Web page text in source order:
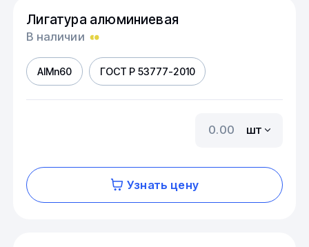
Лигатура алюминиевая
В наличии
AIMn60 ГОСТ Р 53777-2010
шт
Узнать цену